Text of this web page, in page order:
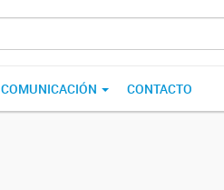
COMUNICACIÓN CONTACTO